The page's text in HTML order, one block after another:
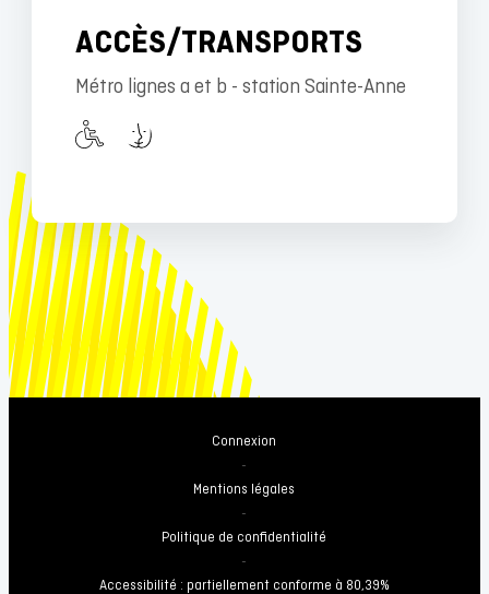
ACCÈS/TRANSPORTS
Métro lignes a et b - station Sainte-Anne
Connexion
-
Mentions légales
-
Politique de confidentialité
-
Accessibilité : partiellement conforme à 80,39%